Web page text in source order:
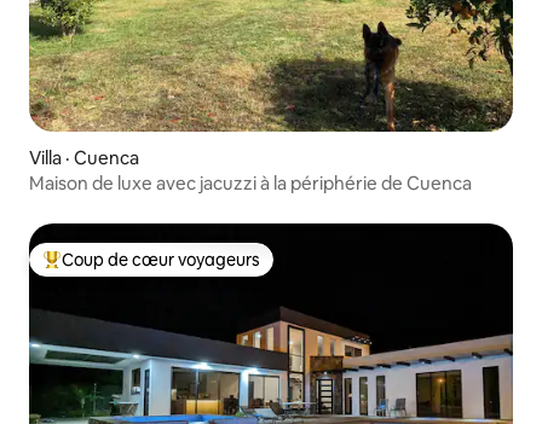
Villa · Cuenca
Maison de luxe avec jacuzzi à la périphérie de Cuenca
Coup de cœur voyageurs parmi les plus aimés
Coup de cœur voyageurs